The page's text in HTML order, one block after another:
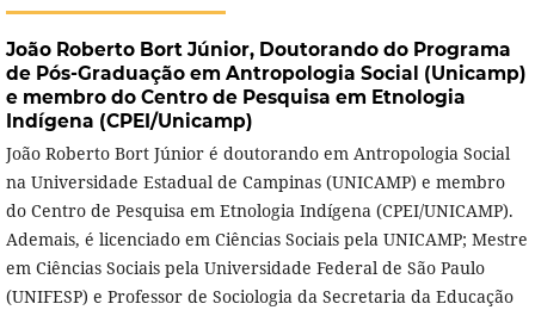
João Roberto Bort Júnior, Doutorando do Programa
de Pós-Graduação em Antropologia Social (Unicamp)
e membro do Centro de Pesquisa em Etnologia
Indígena (CPEI/Unicamp)
João Roberto Bort Júnior é doutorando em Antropologia Social
na Universidade Estadual de Campinas (UNICAMP) e membro
do Centro de Pesquisa em Etnologia Indígena (CPEI/UNICAMP).
Ademais, é licenciado em Ciências Sociais pela UNICAMP; Mestre
em Ciências Sociais pela Universidade Federal de São Paulo
(UNIFESP) e Professor de Sociologia da Secretaria da Educação